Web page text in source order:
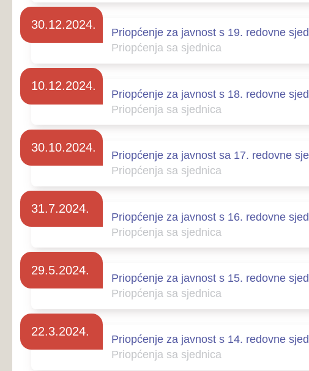
Priopćenje za javnost s 16. redovne sjednice Skupštine
31.7.2024.
Priopćenja sa sjednica
Priopćenje za javnost s 15. redovne sjednice Skupštine
29.5.2024.
Priopćenja sa sjednica
Priopćenje za javnost s 14. redovne sjednice Skupštine
Priopćenja sa sjednica
Priopćenje za javnost s 13. redovne sjednice Skupštine
28.12.2023.
Priopćenja sa sjednica
Priopćenje za javnost s 12. redovne sjednice Skupštine
7.11.2023.
Priopćenja sa sjednica
Naprijed